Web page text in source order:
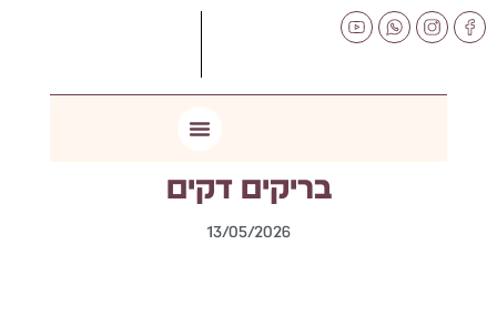
לתוכן
בריקים דקים
13/05/2026